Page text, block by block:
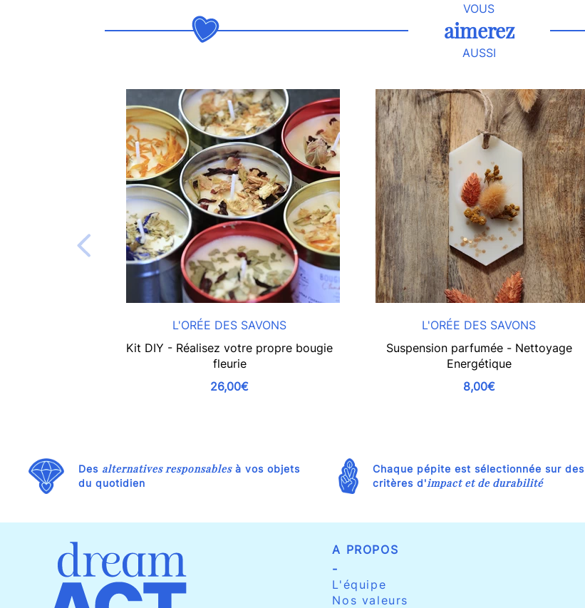
VOUS
aimerez
AUSSI
L'ORÉE DES SAVONS
Kit DIY - Réalisez votre propre bougie
fleurie
26,00€
L'ORÉE DES SAVONS
Suspension parfumée - Nettoyage
Energétique
8,00€
Des alternatives responsablesà vos objets
du quotidien
Chaque pépite est sélectionnée sur des
critères d'impact et de durabilité
A PROPOS
-
L'équipe
Nos valeurs